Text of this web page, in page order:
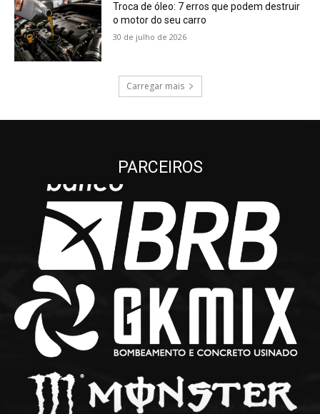
Troca de óleo: 7 erros que podem destruir
o motor do seu carro
30 de julho de 2026
Carregar mais
PARCEIROS